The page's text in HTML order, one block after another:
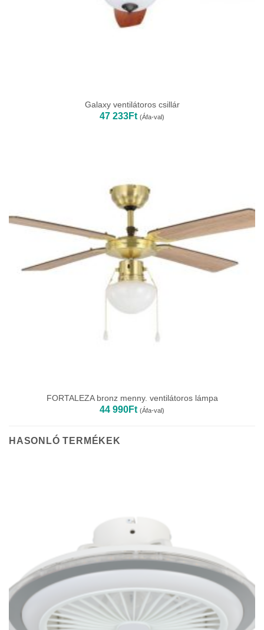
Galaxy ventilátoros csillár
47 233Ft (Áfa-val)
FORTALEZA bronz menny. ventilátoros lámpa
44 990Ft (Áfa-val)
HASONLÓ TERMÉKEK